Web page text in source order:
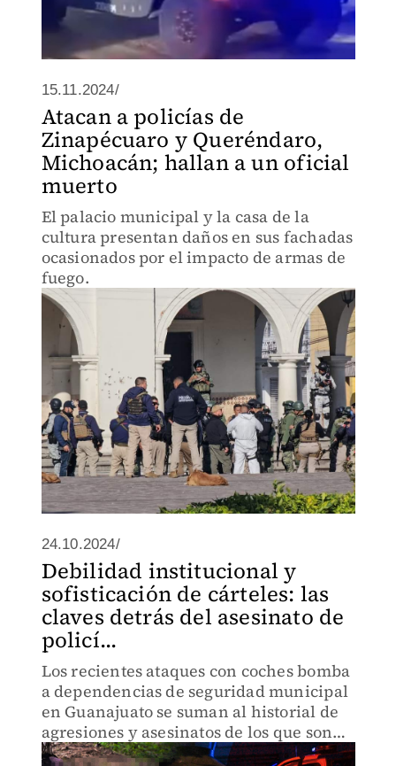
15.11.2024/
Atacan a policías de
Zinapécuaro y Queréndaro,
Michoacán; hallan a un oficial
muerto
El palacio municipal y la casa de la
cultura presentan daños en sus fachadas
ocasionados por el impacto de armas de
fuego.
24.10.2024/
Debilidad institucional y
sofisticación de cárteles: las
claves detrás del asesinato de
policí...
Los recientes ataques con coches bomba
a dependencias de seguridad municipal
en Guanajuato se suman al historial de
agresiones y asesinatos de los que son
víctimas los policías en México.